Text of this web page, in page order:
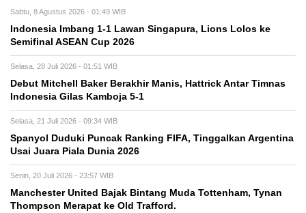
Sabtu, 8 Agustus 2026 - 01:49 WIB
Indonesia Imbang 1-1 Lawan Singapura, Lions Lolos ke
Semifinal ASEAN Cup 2026
Selasa, 28 Juli 2026 - 01:51 WIB
Debut Mitchell Baker Berakhir Manis, Hattrick Antar Timnas
Indonesia Gilas Kamboja 5-1
Selasa, 21 Juli 2026 - 09:34 WIB
Spanyol Duduki Puncak Ranking FIFA, Tinggalkan Argentina
Usai Juara Piala Dunia 2026
Senin, 20 Juli 2026 - 23:57 WIB
Manchester United Bajak Bintang Muda Tottenham, Tynan
Thompson Merapat ke Old Trafford.